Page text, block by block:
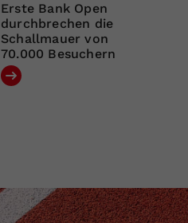
Erste Bank Open
durchbrechen die
Schallmauer von
70.000 Besuchern